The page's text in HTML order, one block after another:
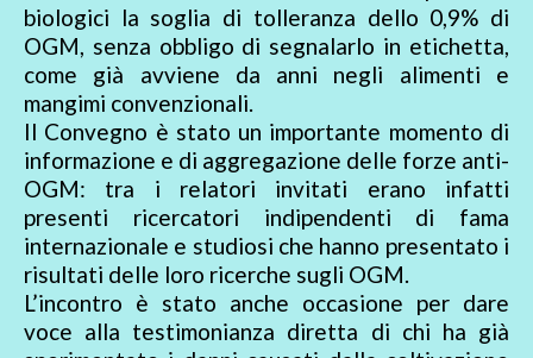
biologici la soglia di tolleranza dello 0,9% di
OGM, senza obbligo di segnalarlo in etichetta,
come già avviene da anni negli alimenti e
mangimi convenzionali.
Il Convegno è stato un importante momento di
informazione e di aggregazione delle forze anti-
OGM: tra i relatori invitati erano infatti
presenti ricercatori indipendenti di fama
internazionale e studiosi che hanno presentato i
risultati delle loro ricerche sugli OGM.
L’incontro è stato anche occasione per dare
voce alla testimonianza diretta di chi ha già